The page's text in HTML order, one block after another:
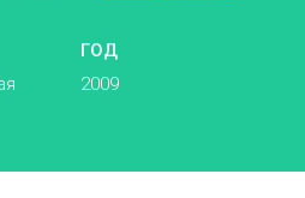
ГОД
2009